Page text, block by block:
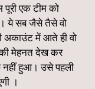
एक टीम को
ये सब जैसे तैसे वो
अकाउंट में आते ही वो
मेहनत देख कर
नहीं हुआ। उसे पहली
।